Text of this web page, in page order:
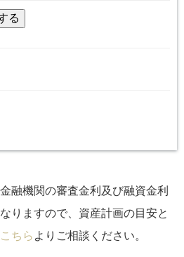
融機関の審査金利及び融資金利
りますので、資産計画の目安と
こちら よりご相談ください。